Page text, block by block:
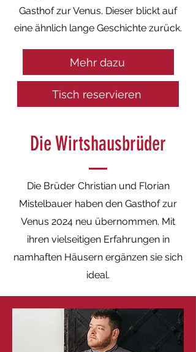
Gasthof zur Venus. Dieser blickt auf
eine ähnlich lange Geschichte zurück.
Mehr dazu
Tisch reservieren
Die Wirtshausbrüder
Die Brüder Christian und Florian
Mistelbauer haben den Gasthof zur
Venus 2024 neu übernommen. Mit
ihren vielseitigen Erfahrungen in
namhaften Häusern ergänzen sie sich
ideal.